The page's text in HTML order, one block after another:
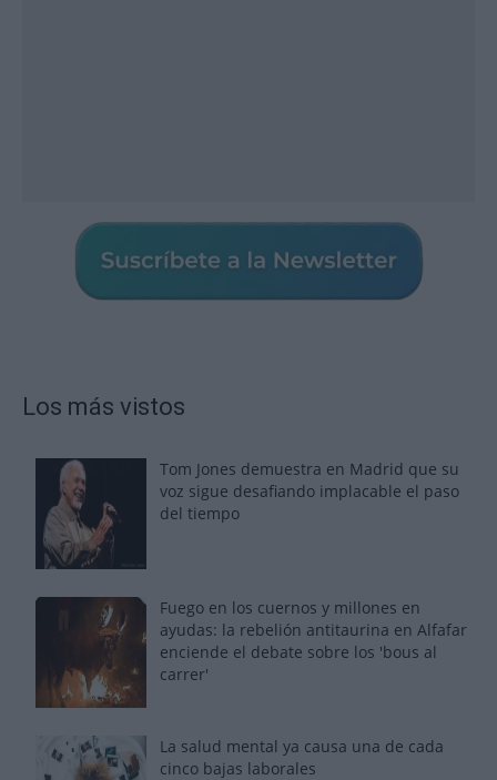
Los más vistos
Tom Jones demuestra en Madrid que su
voz sigue desafiando implacable el paso
del tiempo
Fuego en los cuernos y millones en
ayudas: la rebelión antitaurina en Alfafar
enciende el debate sobre los 'bous al
carrer'
La salud mental ya causa una de cada
cinco bajas laborales